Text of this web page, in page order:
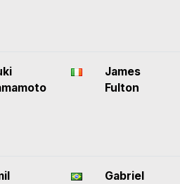
James
Fulton
Gabriel